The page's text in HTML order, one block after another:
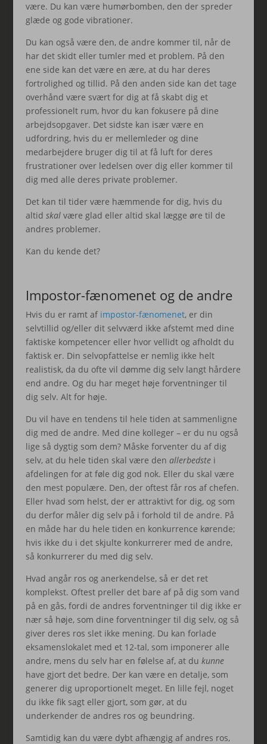
være. Du kan være humørbomben, den der spreder
glæde og gode vibrationer.
Du kan også være den, de andre kommer til, når de
har det skidt eller tumler med et problem. På den
ene side kan det være en ære, at du har deres
fortrolighed og tillid. På den anden side kan det tage
overhånd være svært for dig at få skabt dig et
professionelt rum, hvor du kan fokusere på dine
arbejdsopgaver. Det sidste kan især være en
udfordring, hvis du er mellemleder og dine
medarbejdere bruger dig til at få luft for deres
frustrationer over ledelsen over dig eller kommer til
dig med alle deres private problemer.
Det kan til tider være hæmmende for dig, hvis du
altid skalvære glad eller altid skal lægge øre til de
andres problemer.
Kan du kende det?
Impostor-fænomenet og de andre
Hvis du er ramt af impostor-fænomenet, er din
selvtillid og/eller dit selvværd ikke afstemt med dine
faktiske kompetencer eller hvor vellidt og afholdt du
faktisk er. Din selvopfattelse er nemlig ikke helt
realistisk, da du ofte vil dømme dig selv langt hårdere
end andre. Og du har meget høje forventninger til
dig selv. Alt for høje.
Du vil have en tendens til hele tiden at sammenligne
dig med de andre. Med dine kolleger – er du nu også
lige så dygtig som dem? Måske forventer du af dig
selv, at du hele tiden skal være den allerbedstei
afdelingen for at føle dig god nok. Eller du skal være
den mest populære. Den, der oftest får ros af chefen.
Eller hvad som helst, der er attraktivt for dig, og som
du derfor måler dig selv på i forhold til de andre. På
en måde har du hele tiden en konkurrence kørende;
hvis ikke du i det skjulte konkurrerer med de andre,
så konkurrerer du med dig selv.
Hvad angår ros og anerkendelse, så er det ret
komplekst. Oftest preller det bare af på dig som vand
på en gås, fordi de andres forventninger til dig ikke er
nær så høje, som dine forventninger til dig selv, og så
giver deres ros slet ikke mening. Du kan forlade
eksamenslokalet med et 12-tal, som imponerer alle
andre, mens du selv har en følelse af, at du kunne
have gjort det bedre. Der kan være en detalje, som
generer dig uproportionelt meget. En lille fejl, noget
du ikke fik sagt eller gjort, som gør, at du
underkender de andres ros og beundring.
Samtidig kan du være dybt afhængig af andres ros,